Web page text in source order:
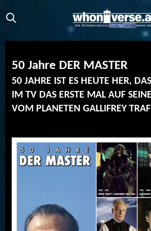
Zum
Hauptinhalt
springen
50 Jahre DER MASTER
50 JAHRE IST ES HEUTE HER,
IM TV DAS ERSTE MAL AUF
VOM PLANETEN GALLIFREY